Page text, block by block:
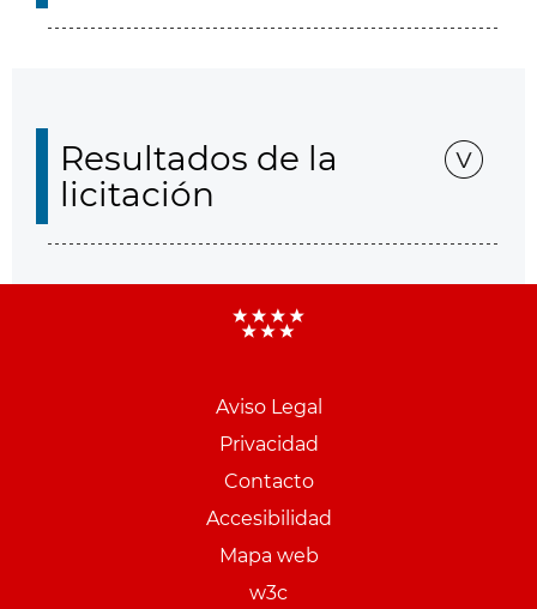
Resultados de la
licitación
Aviso Legal
Privacidad
Contacto
Accesibilidad
Mapa web
w3c